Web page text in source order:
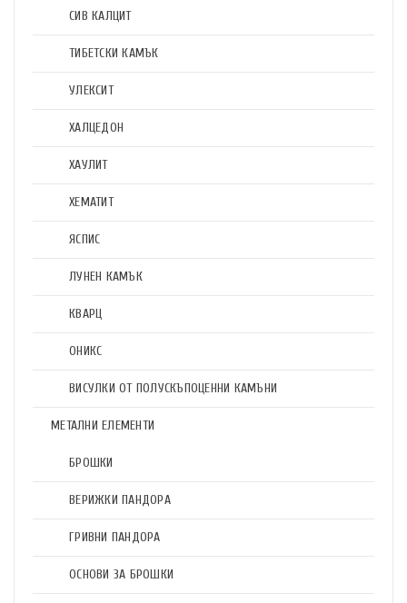
СИВ КАЛЦИТ
ТИБЕТСКИ КАМЪК
УЛЕКСИТ
ХАЛЦЕДОН
ХАУЛИТ
ХЕМАТИТ
ЯСПИС
ЛУНЕН КАМЪК
КВАРЦ
ОНИКС
ВИСУЛКИ ОТ ПОЛУСКЪПОЦЕННИ КАМЪНИ
МЕТАЛНИ ЕЛЕМЕНТИ
БРОШКИ
ВЕРИЖКИ ПАНДОРА
ГРИВНИ ПАНДОРА
ОСНОВИ ЗА БРОШКИ